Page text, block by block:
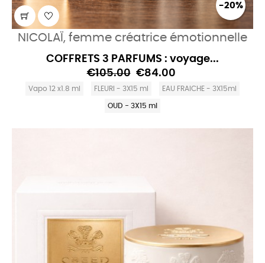
-20%
NICOLAÏ, femme créatrice émotionnelle
COFFRETS 3 PARFUMS : voyage...
€105.00 €84.00
Vapo 12 x1.8 ml FLEURI - 3X15 ml EAU FRAICHE - 3X15ml
OUD - 3X15 ml